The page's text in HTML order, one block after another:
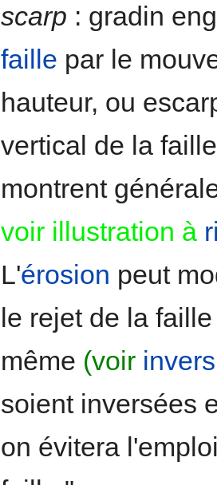
scarp : gradin
faille par le
hauteur, ou
vertical de la
montrent
voir illustration à
L'érosion peut
le rejet de la
même (voir
soient inversées
on évitera